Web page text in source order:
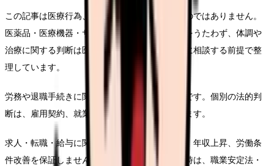
この記事は医療行為、診断、治療効果を示すものではありません。
医薬品・医療機器・サプリメント等の効能効果をうたわず、体調や
治療に関する判断は医師・薬剤師などの専門職に相談する前提で整
理しています。
労務や退職手続きに関わる部分は一般的な整理です。個別の法的判
断は、雇用契約、就業規則、事実関係で変わります。
求人・転職・給与に関する内容は、内定、採用、年収上昇、労働条
件改善を保証しません。求人票や紹介文を見る時は、職業安定法・